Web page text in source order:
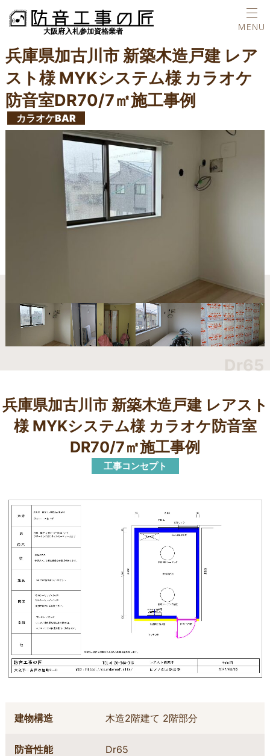
MENU
兵庫県加古川市 新築木造戸建 レア
スト様 MYKシステム様 カラオケ
防音室DR70/7㎡施工事例
カラオケBAR
兵庫県加古川市 新築木造戸建 レアスト
様 MYKシステム様 カラオケ防音室
DR70/7㎡施工事例
工事コンセプト
建物構造 木造2階建て 2階部分
防音性能 Dr65